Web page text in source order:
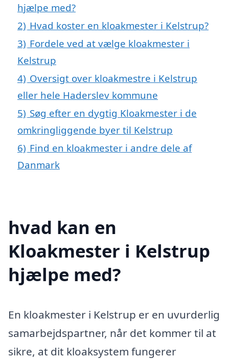
hjælpe med?
2) Hvad koster en kloakmester i Kelstrup?
3) Fordele ved at vælge kloakmester i
Kelstrup
4) Oversigt over kloakmestre i Kelstrup
eller hele Haderslev kommune
5) Søg efter en dygtig Kloakmester i de
omkringliggende byer til Kelstrup
6) Find en kloakmester i andre dele af
Danmark
hvad kan en
Kloakmester i Kelstrup
hjælpe med?
En kloakmester i Kelstrup er en uvurderlig
samarbejdspartner, når det kommer til at
sikre, at dit kloaksystem fungerer